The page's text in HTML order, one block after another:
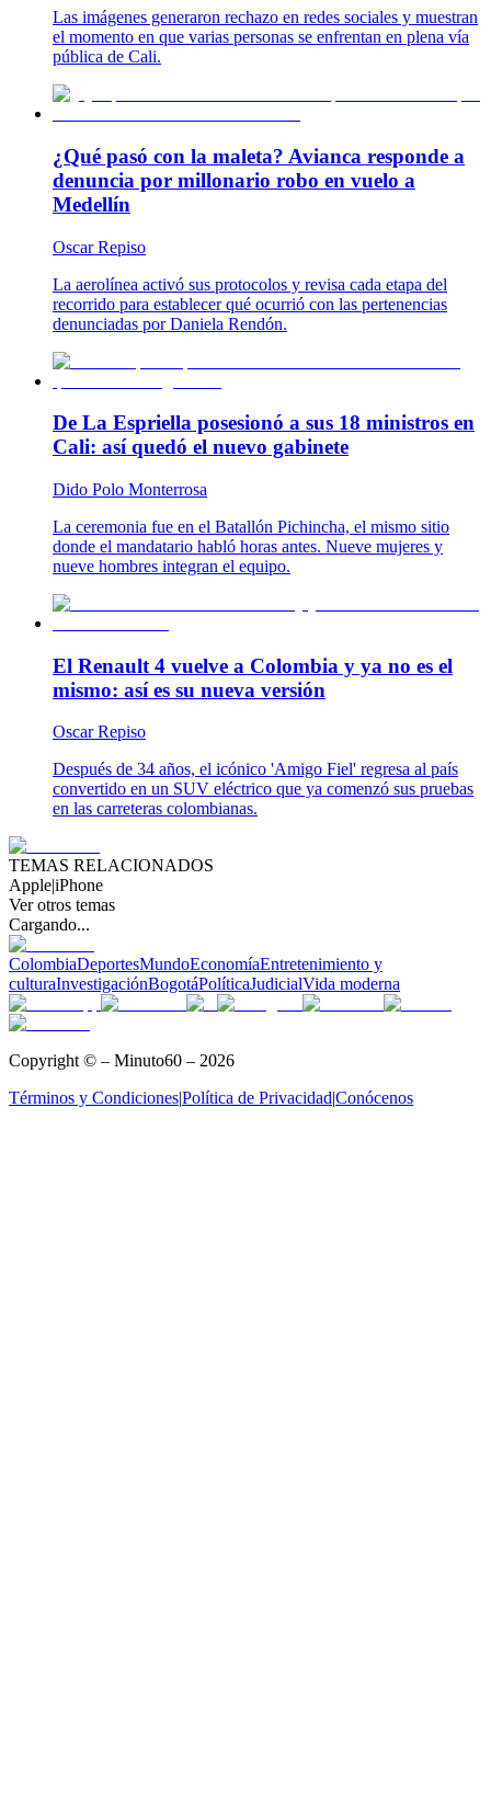
Las imágenes generaron rechazo en redes sociales y muestran
el momento en que varias personas se enfrentan en plena vía
pública de Cali.
¿Qué pasó con la maleta? Avianca responde a
denuncia por millonario robo en vuelo a
Medellín
Oscar Repiso
La aerolínea activó sus protocolos y revisa cada etapa del
recorrido para establecer qué ocurrió con las pertenencias
denunciadas por Daniela Rendón.
De La Espriella posesionó a sus 18 ministros en
Cali: así quedó el nuevo gabinete
Dido Polo Monterrosa
La ceremonia fue en el Batallón Pichincha, el mismo sitio
donde el mandatario habló horas antes. Nueve mujeres y
nueve hombres integran el equipo.
El Renault 4 vuelve a Colombia y ya no es el
mismo: así es su nueva versión
Oscar Repiso
Después de 34 años, el icónico 'Amigo Fiel' regresa al país
convertido en un SUV eléctrico que ya comenzó sus pruebas
en las carreteras colombianas.
TEMAS RELACIONADOS
Apple|iPhone
Ver otros temas
Cargando...
ColombiaDeportesMundoEconomíaEntretenimiento y
culturaInvestigaciónBogotáPolíticaJudicialVida moderna
Copyright © – Minuto60 – 2026
Términos y Condiciones|Política de Privacidad|Conócenos